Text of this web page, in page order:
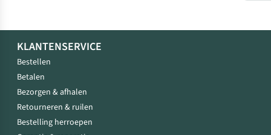
KLANTENSERVICE
Bestellen
Betalen
Bezorgen & afhalen
Retourneren & ruilen
Bestelling herroepen